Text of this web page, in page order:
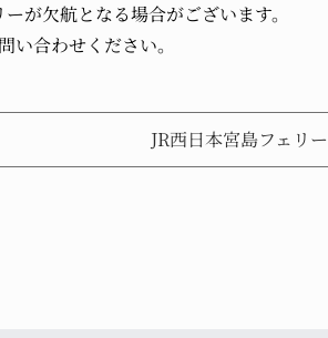
が欠航となる場合がございます。
合わせください。
JR西日本宮島フェリー